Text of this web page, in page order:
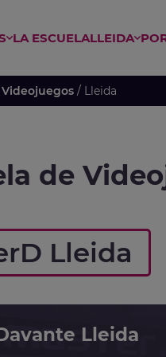
LA ESCUELALLEIDA
Videojuegos / Lleida
de
Lleida
Lleida